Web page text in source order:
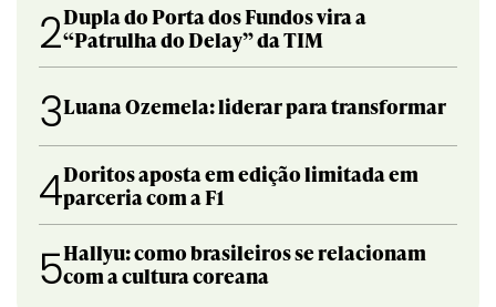
2Dupla do Porta dos Fundos vira a
“Patrulha do Delay” da TIM
3Luana Ozemela: liderar para transformar
4Doritos aposta em edição limitada em
parceria com a F1
5Hallyu: como brasileiros se relacionam
com a cultura coreana